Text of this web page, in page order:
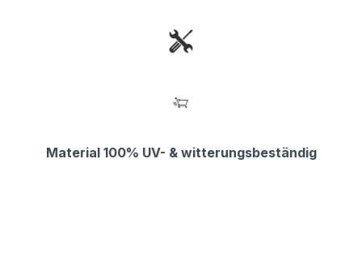
Material 100% UV- & witterungsbeständig